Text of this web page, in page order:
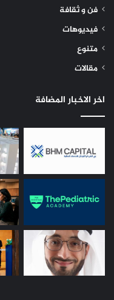
فن و ثقافة
فيديوهات
متنوع
مقالات
اخر الاخبار المضافة